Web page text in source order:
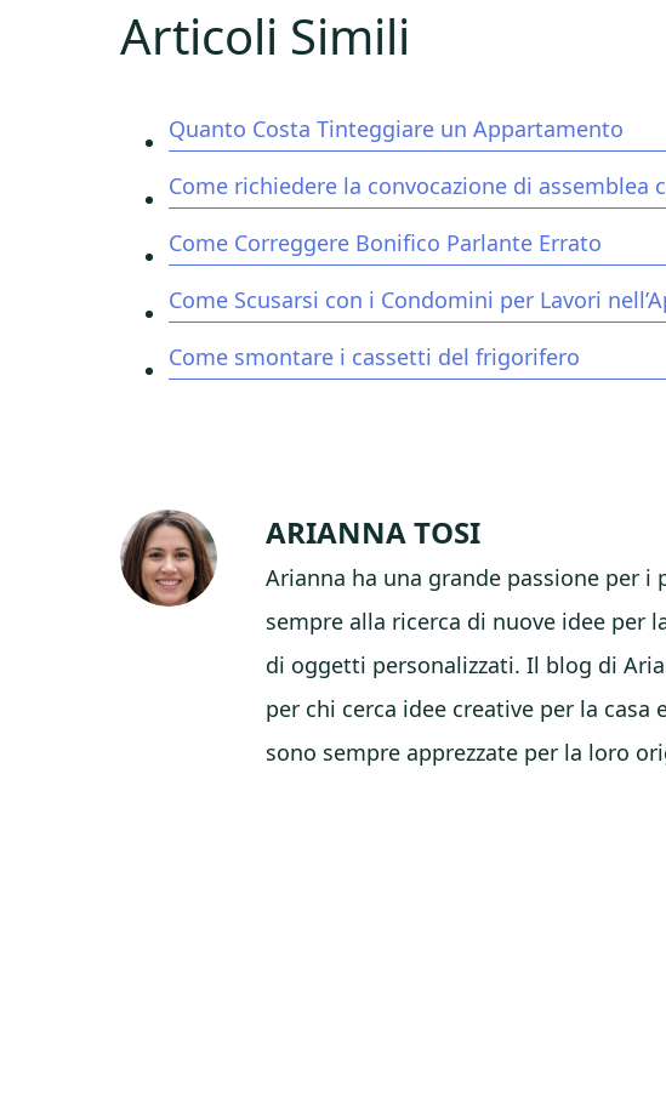
Articoli Simili
Quanto Costa Tinteggiare un Appartamento
Come richiedere la convocazione di assemblea
Come Correggere Bonifico Parlante Errato
Come Scusarsi con i Condomini per Lavori
Come smontare i cassetti del frigorifero
ARIANNA TOSI
Arianna ha una grande passione per
sempre alla ricerca di nuove idee per
di oggetti personalizzati. Il blog di
per chi cerca idee creative per la
sono sempre apprezzate per la loro